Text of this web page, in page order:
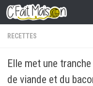
Skip to content
RECETTES
Elle met une
de viande et du